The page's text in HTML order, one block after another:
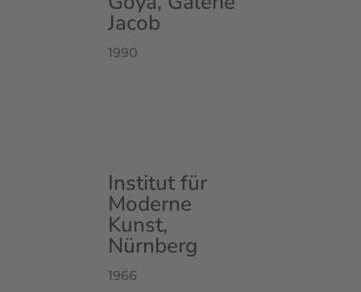
Jacob
1990
Institut für
Moderne
Kunst,
Nürnberg
1966